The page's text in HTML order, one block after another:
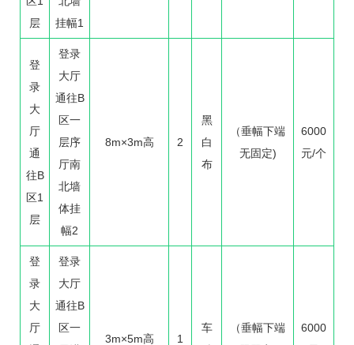
层
挂幅1
登
录
大
厅
通
往B
区1
层
登录
大厅
通往B
区一
层序
厅南
北墙
体挂
幅2
8m×3m高 2
黑
白
布
（垂幅下端
无固定)
6000
元/个
登
录
大
厅
登录
大厅
通往B
区一
3m×5m高 1
车
（垂幅下端
6000